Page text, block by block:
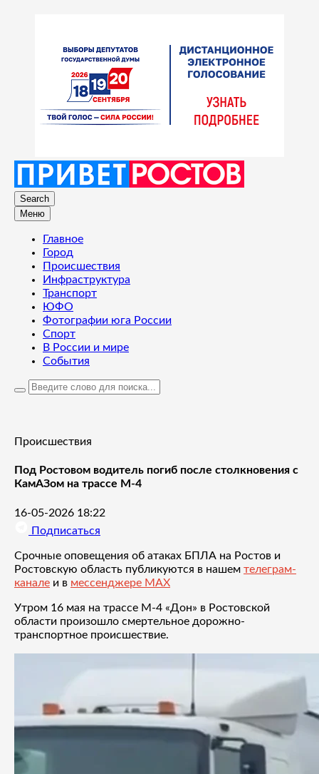
Search
Меню
Главное
Город
Происшествия
Инфраструктура
Транспорт
ЮФО
Фотографии юга России
Спорт
В России и мире
События
Происшествия
Под Ростовом водитель погиб после столкновения с
КамАЗом на трассе М-4
16-05-2026 18:22
Подписаться
Срочные оповещения об атаках БПЛА на Ростов и
Ростовскую область публикуются в нашем телеграм-
канале и в мессенджере MAX
Утром 16 мая на трассе М-4 «Дон» в Ростовской
области произошло смертельное дорожно-
транспортное происшествие.